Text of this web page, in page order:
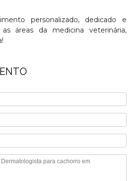
personalizado, dedicado e
áreas da medicina veterinária,